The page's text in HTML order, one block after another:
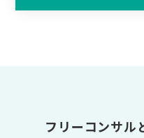
フリーコンサル